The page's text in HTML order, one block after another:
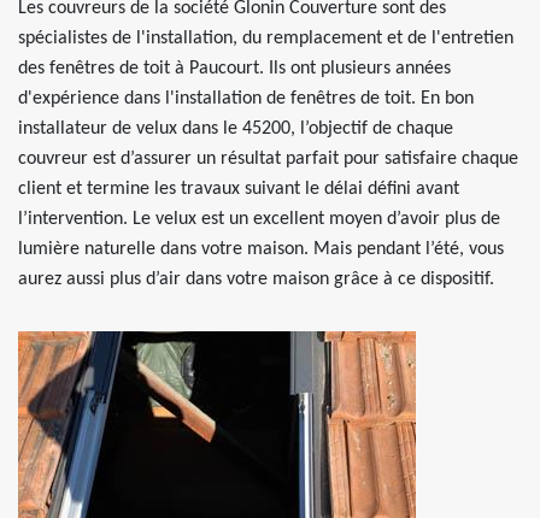
Les couvreurs de la société Glonin Couverture sont des
spécialistes de l'installation, du remplacement et de l'entretien
des fenêtres de toit à Paucourt. Ils ont plusieurs années
d'expérience dans l'installation de fenêtres de toit. En bon
installateur de velux dans le 45200, l’objectif de chaque
couvreur est d’assurer un résultat parfait pour satisfaire chaque
client et termine les travaux suivant le délai défini avant
l’intervention. Le velux est un excellent moyen d’avoir plus de
lumière naturelle dans votre maison. Mais pendant l’été, vous
aurez aussi plus d’air dans votre maison grâce à ce dispositif.